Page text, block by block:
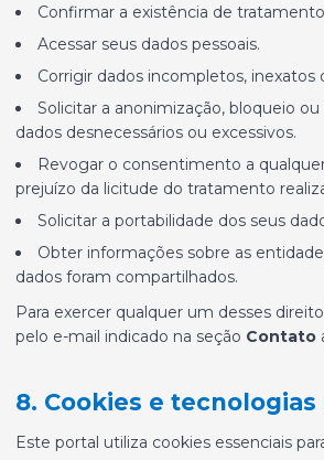
Confirmar a existência de
Acessar seus dados pessoais.
Corrigir dados incompletos, inexatos
Solicitar a anonimização, bloqueio
dados desnecessários ou excessivos.
Revogar o consentimento a
prejuízo da licitude do tratamento
Solicitar a portabilidade dos seus
Obter informações sobre as
dados foram compartilhados.
Para exercer qualquer um desses
pelo e-mail indicado na seção Contato
8. Cookies e
Este portal utiliza cookies essenciais